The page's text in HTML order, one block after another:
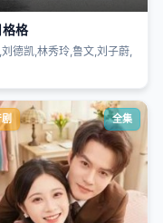
格
德凯,林秀玲,鲁文,刘子蔚,
全集